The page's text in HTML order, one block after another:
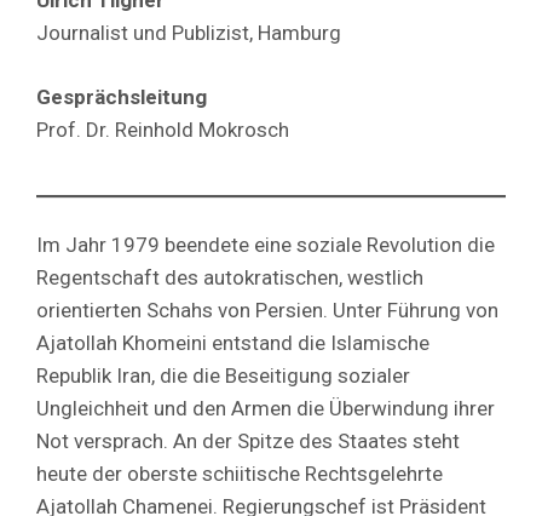
Journalist und Publizist, Hamburg
Gesprächsleitung
Prof. Dr. Reinhold Mokrosch
Im Jahr 1979 beendete eine soziale Revolution die
Regentschaft des autokratischen, westlich
orientierten Schahs von Persien. Unter Führung von
Ajatollah Khomeini entstand die Islamische
Republik Iran, die die Beseitigung sozialer
Ungleichheit und den Armen die Überwindung ihrer
Not versprach. An der Spitze des Staates steht
heute der oberste schiitische Rechtsgelehrte
Ajatollah Chamenei. Regierungschef ist Präsident